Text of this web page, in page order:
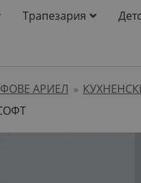
Трапезария
АРИЕЛ »